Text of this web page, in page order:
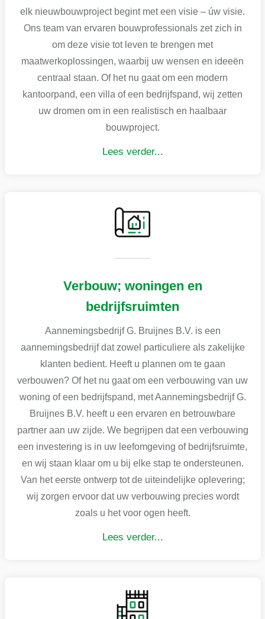
elk nieuwbouwproject begint met een visie – úw visie.
Ons team van ervaren bouwprofessionals zet zich in
om deze visie tot leven te brengen met
maatwerkoplossingen, waarbij uw wensen en ideeën
centraal staan. Of het nu gaat om een modern
kantoorpand, een villa of een bedrijfspand, wij zetten
uw dromen om in een realistisch en haalbaar
bouwproject.
Lees verder...
Verbouw; woningen en
bedrijfsruimten
Aannemingsbedrijf G. Bruijnes B.V. is een
aannemingsbedrijf dat zowel particuliere als zakelijke
klanten bedient. Heeft u plannen om te gaan
verbouwen? Of het nu gaat om een verbouwing van uw
woning of een bedrijfspand, met Aannemingsbedrijf G.
Bruijnes B.V. heeft u een ervaren en betrouwbare
partner aan uw zijde. We begrijpen dat een verbouwing
een investering is in uw leefomgeving of bedrijfsruimte,
en wij staan klaar om u bij elke stap te ondersteunen.
Van het eerste ontwerp tot de uiteindelijke oplevering;
wij zorgen ervoor dat uw verbouwing precies wordt
zoals u het voor ogen heeft.
Lees verder...